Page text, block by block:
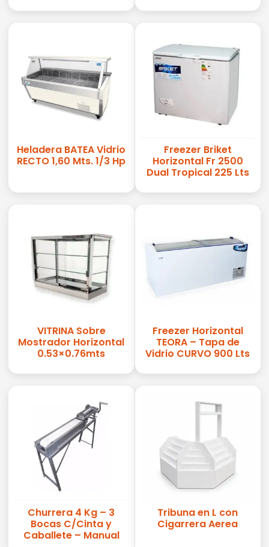
Heladera BATEA Vidrio
RECTO 1,60 Mts. 1/3 Hp
Freezer Briket
Horizontal Fr 2500
Dual Tropical 225 Lts
VITRINA Sobre
Mostrador Horizontal
0.53×0.76mts
Freezer Horizontal
TEORA – Tapa de
Vidrio CURVO 900 Lts
Churrera 4 Kg – 3
Bocas C/Cinta y
Caballete – Manual
Tribuna en L con
Cigarrera Aerea